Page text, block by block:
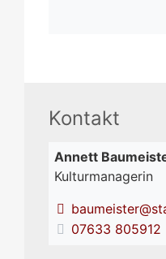
Kontakt
Annett
Kulturmanagerin
07633 805912